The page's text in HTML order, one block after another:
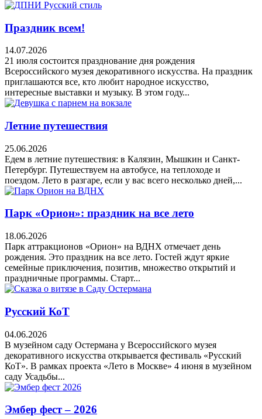
Праздник всем!
14.07.2026
21 июля состоится празднование дня рождения
Всероссийского музея декоративного искусства. На праздник
приглашаются все, кто любит народное искусство,
интересные выставки и музыку. В этом году...
Летние путешествия
25.06.2026
Едем в летние путешествия: в Калязин, Мышкин и Санкт-
Петербург. Путешествуем на автобусе, на теплоходе и
поездом. Лето в разгаре, если у вас всего несколько дней,...
Парк «Орион»: праздник на все лето
18.06.2026
Парк аттракционов «Орион» на ВДНХ отмечает день
рождения. Это праздник на все лето. Гостей ждут яркие
семейные приключения, позитив, множество открытий и
праздничные программы. Старт...
Русский КоТ
04.06.2026
В музейном саду Остермана у Всероссийского музея
декоративного искусства открывается фестиваль «Русский
КоТ». В рамках проекта «Лето в Москве» 4 июня в музейном
саду Усадьбы...
Эмбер фест – 2026